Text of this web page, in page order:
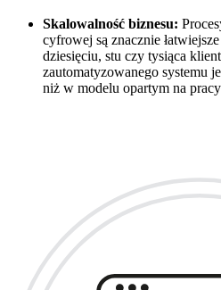
Skalowalność biznesu:
cyfrowej są znacznie
dziesięciu, stu czy tysiąca
zautomatyzowanego systemu
niż w modelu opartym na